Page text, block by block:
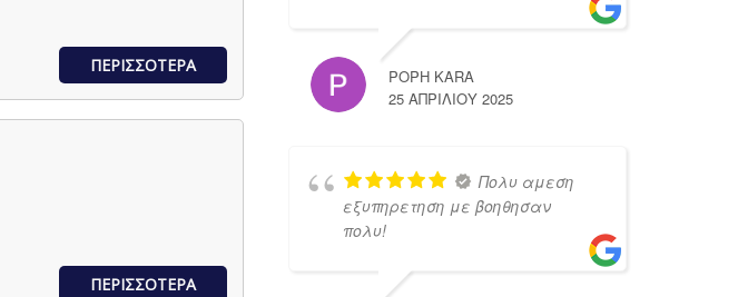
ΠΕΡΙΣΣΟΤΕΡΑ
ΠΕΡΙΣΣΟΤΕΡΑ
POPH KARA
25 ΑΠΡΙΛΊΟΥ 2025
Πολυ αμεση
εξυπηρετηση με βοηθησαν
πολυ!